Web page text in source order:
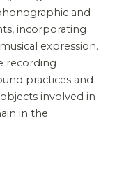
and
incorporating
expression.
recording
practices and
involved in
in the